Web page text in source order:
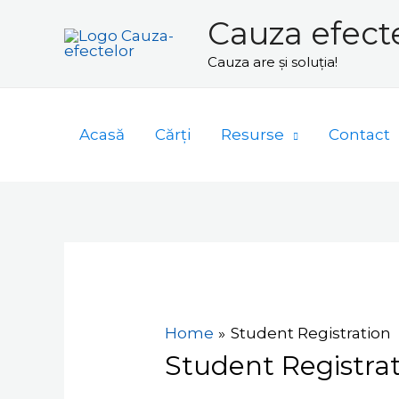
Cauza
Cauza are și soluția!
Acasă Cărți Resurse Contact
Home Student Registration
Student